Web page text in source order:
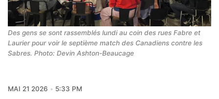
Des gens se sont rassemblés lundi au coin des rues Fabre et
Laurier pour voir le septième match des Canadiens contre les
Sabres. Photo: Devin Ashton-Beaucage
MAI 21 2026
5:33 PM